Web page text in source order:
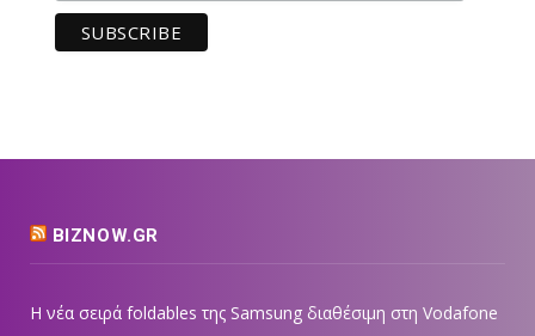
BIZNOW.GR
Η νέα σειρά foldables της Samsung διαθέσιμη στη Vodafone